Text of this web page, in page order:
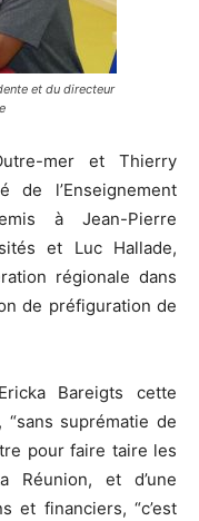
et du directeur
mer et Thierry
de l’Enseignement
à Jean-Pierre
et Luc Hallade,
régionale dans
de préfiguration de
Bareigts cette
suprématie de
pour faire taire les
Réunion, et d’une
et financiers, “c’est